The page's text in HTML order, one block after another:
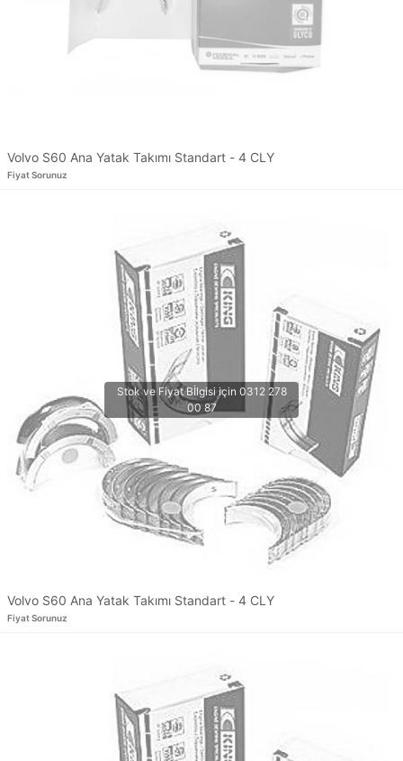
Volvo S60 Ana Yatak Takımı Standart - 4 CLY
Fiyat Sorunuz
Volvo S60 Ana Yatak Takımı Standart - 4 CLY
Fiyat Sorunuz